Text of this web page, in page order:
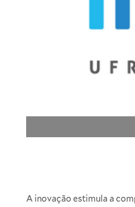
A inovação estimula a